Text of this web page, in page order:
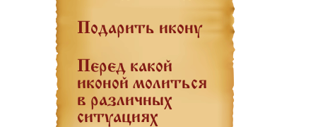
Подарить икону
Перед какой
иконой молиться
в различных
ситуациях